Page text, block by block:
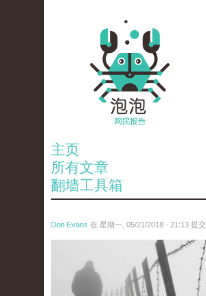
主页
所有文章
翻墙工具箱
Don Evans 在 星期一, 05/21/2018 - 21:13 提交
wechatimg1066.jpeg